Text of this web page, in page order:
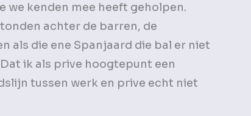
we kenden mee heeft geholpen.
achter de barren, de
als die ene Spanjaard die bal er niet
ik als prive hoogtepunt een
tussen werk en prive echt niet